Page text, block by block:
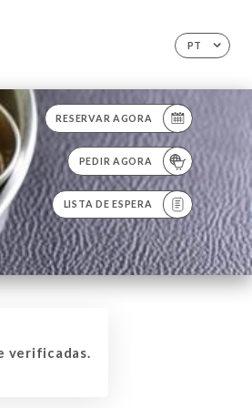
PT
RESERVAR AGORA
PEDIR AGORA
LISTA DE ESPERA
verificadas.